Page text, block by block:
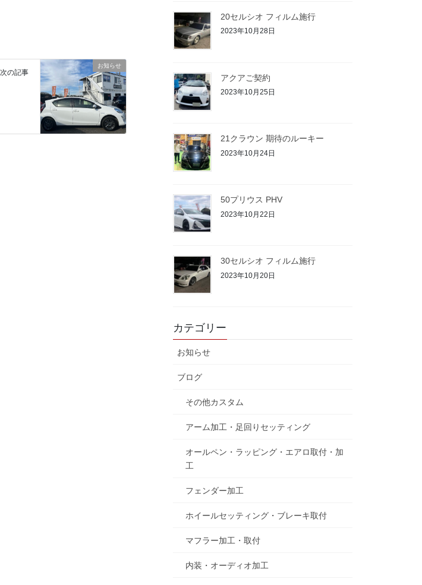
お知らせ
次の記事
20セルシオ フィルム施行
2023年10月28日
アクアご契約
2023年10月25日
21クラウン 期待のルーキー
2023年10月24日
50プリウス PHV
2023年10月22日
30セルシオ フィルム施行
2023年10月20日
カテゴリー
お知らせ
ブログ
その他カスタム
アーム加工・足回りセッティング
オールペン・ラッピング・エアロ取付・加
工
フェンダー加工
ホイールセッティング・ブレーキ取付
マフラー加工・取付
内装・オーディオ加工